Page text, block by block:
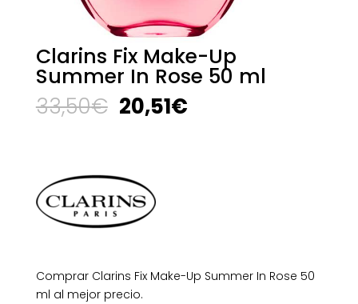
Clarins Fix Make-Up
Summer In Rose 50 ml
33,50€ El
precio
33,50€.
20,51€El
Comprar Clarins Fix Make-Up Summer In Rose 50
ml al mejor precio.